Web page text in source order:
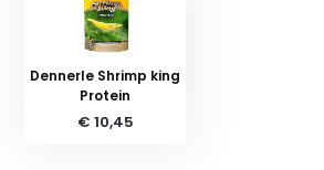
Dennerle Shrimp king
Protein
€ 10,45